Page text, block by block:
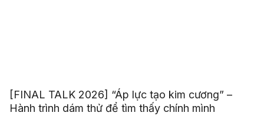
[FINAL TALK 2026] “Áp lực tạo kim cương” –
Hành trình dám thử để tìm thấy chính mình